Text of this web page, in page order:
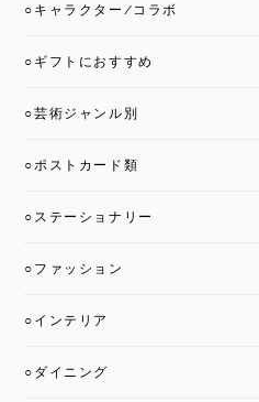
○キャラクター/コラボ
○ギフトにおすすめ
○芸術ジャンル別
○ポストカード類
○ステーショナリー
○ファッション
○インテリア
○ダイニング